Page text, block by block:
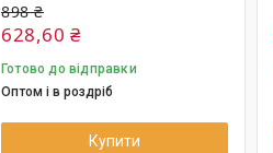
898 ₴
628,60 ₴
Готово до відправки
Оптом і в роздріб
Купити